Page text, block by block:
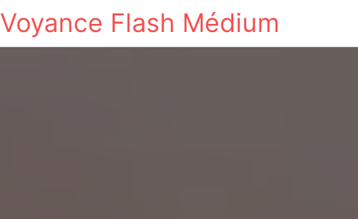
Voyance Flash Médium